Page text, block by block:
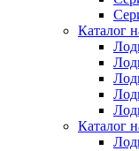
Каталог
Каталог